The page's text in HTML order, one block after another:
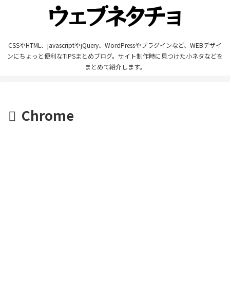
CSSやHTML、javascriptやjQuery、WordPressやプラグインなど、WEBデザイ
ンにちょっと便利なTIPSまとめブログ。サイト制作時に見つけた小ネタなどを
まとめて紹介します。
Chrome